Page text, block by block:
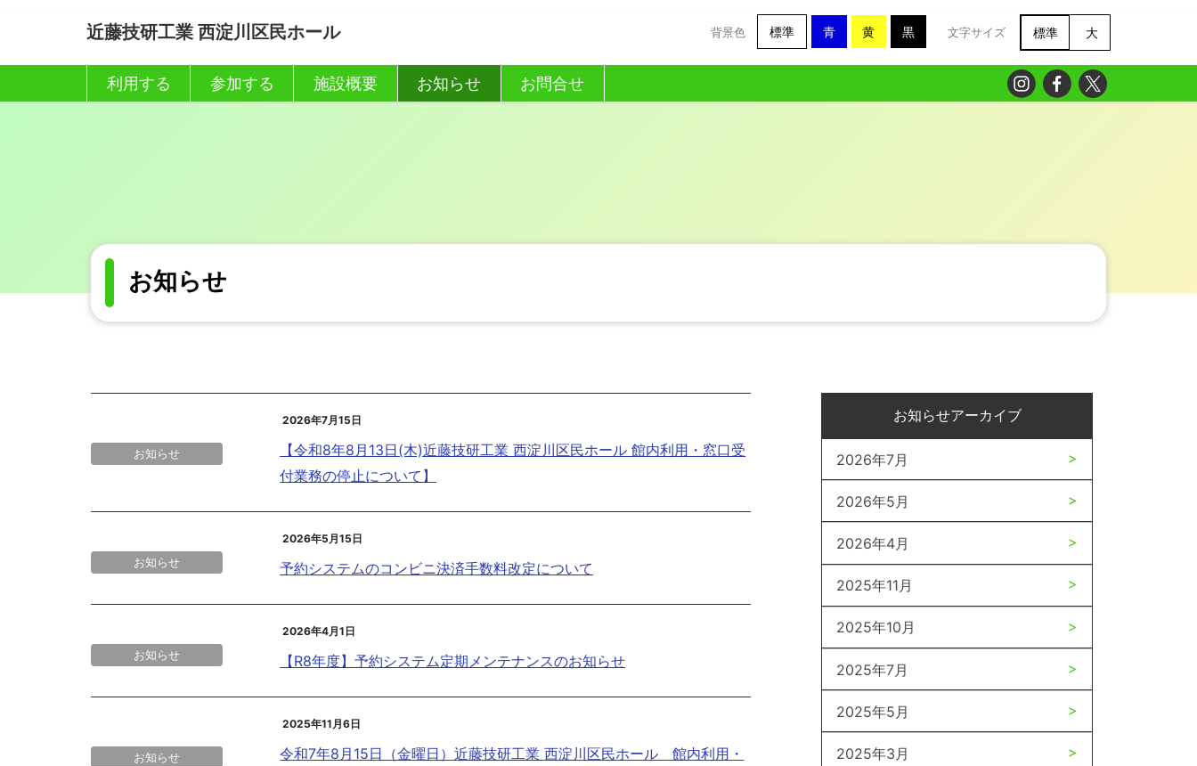
近藤技研工業 西淀川区民ホール 背景色 標準 青 黄 黒 文字サイズ 標準 大
利用する 参加する 施設概要 お知らせ お問合せ
お知らせ
お知らせ
2026年7月15日
【令和8年8月13日(木)近藤技研工業 西淀川区民ホール 館内利用・窓口受
付業務の停止について】
お知らせ
2026年5月15日
予約システムのコンビニ決済手数料改定について
お知らせ
2026年4月1日
【R8年度】予約システム定期メンテナンスのお知らせ
お知らせ
2025年11月6日
令和7年8月15日（金曜日）近藤技研工業 西淀川区民ホール 館内利用・
お知らせアーカイブ
2026年7月
2026年5月
2026年4月
2025年11月
2025年10月
2025年7月
2025年5月
2025年3月